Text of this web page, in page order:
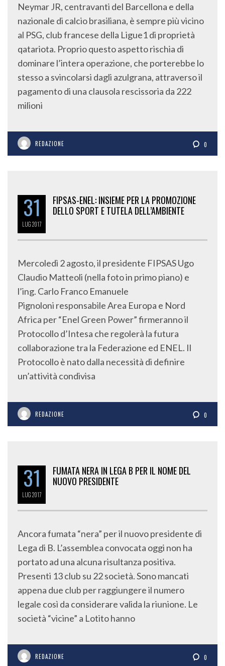
Neymar JR, centravanti del Barcellona e della
nazionale di calcio brasiliana, è sempre più vicino
al PSG, club francese della Ligue1 di proprietà
qatariota. Proprio questo aspetto rischia di
dominare l’intera operazione, che porterebbe lo
stesso a svincolarsi dagli azulgrana, attraverso il
pagamento di una clausola rescissoria da 222
milioni
REDAZIONE 0
31
LUG2017
FIPSAS-ENEL: INSIEME PER LA PROMOZIONE
DELLO SPORT E TUTELA DELL’AMBIENTE
Mercoledì 2 agosto, il presidente FIPSAS Ugo
Claudio Matteoli (nella foto in primo piano) e
l’ing. Carlo Franco Emanuele
Pignoloni responsabile Area Europa e Nord
Africa per “Enel Green Power” firmeranno il
Protocollo d’Intesa che regolerà la futura
collaborazione tra la Federazione ed ENEL. Il
Protocollo è nato dalla necessità di definire
un’attività condivisa
REDAZIONE 0
31
LUG2017
FUMATA NERA IN LEGA B PER IL NOME DEL
NUOVO PRESIDENTE
Ancora fumata “nera” per il nuovo presidente di
Lega di B. L’assemblea convocata oggi non ha
portato ad una alcuna risultanza positiva.
Presenti 13 club su 22 società. Sono mancati
appena due club per raggiungere il numero
legale così da considerare valida la riunione. Le
società “vicine” a Lotito hanno
REDAZIONE 0